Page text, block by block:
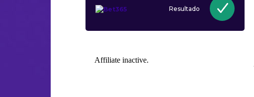
Resultado